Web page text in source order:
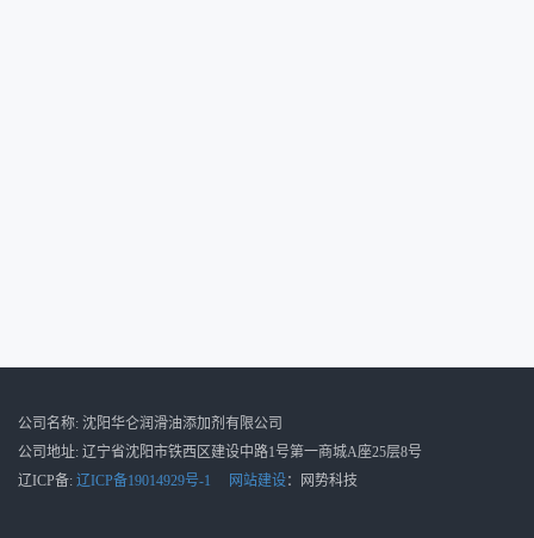
公司名称: 沈阳华仑润滑油添加剂有限公司
公司地址: 辽宁省沈阳市铁西区建设中路1号第一商城A座25层8号
辽ICP备: 辽ICP备19014929号-1 网站建设：网势科技